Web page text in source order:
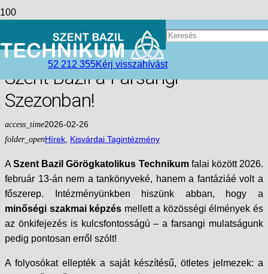
52 212 355Kérj visszahívást
Stílus, Kreativitás és
Hagyomány: Megmozdult a
Szent Bazil a Farsangi
Szezonban!
access_time2026-02-26
folder_openHírek Kisvárdai Tagintézmény
ASzent Bazil Görögkatolikus Technikumfalai között 2026.
február 13-án nem a tankönyveké, hanem a fantáziáé volt a
főszerep. Intézményünkben hiszünk abban, hogy a
minőségi szakmai képzés mellett a közösségi élmények és
az önkifejezés is kulcsfontosságú – a farsangi mulatságunk
pedig pontosan erről szólt!
A folyosókat ellepték a saját készítésű, ötletes jelmezek: a